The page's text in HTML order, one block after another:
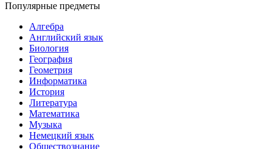
Популярные предметы
Алгебра
Английский язык
Биология
География
Геометрия
Информатика
История
Литература
Математика
Музыка
Немецкий язык
Обществознание